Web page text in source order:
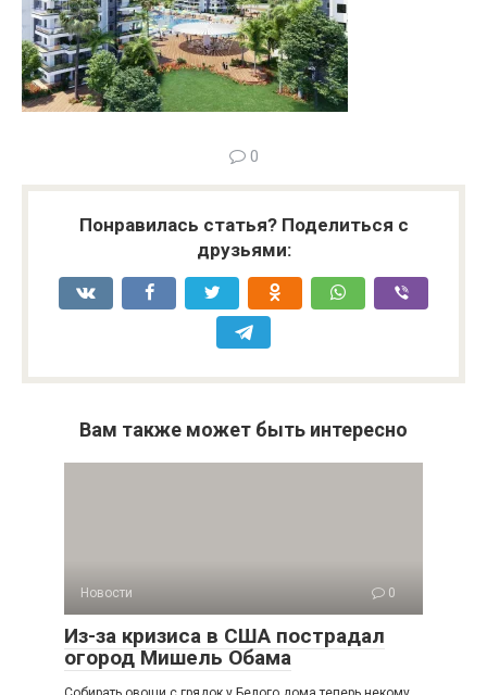
0
Понравилась статья? Поделиться с
друзьями:
Вам также может быть интересно
Новости 0
Из-за кризиса в США пострадал
огород Мишель Обама